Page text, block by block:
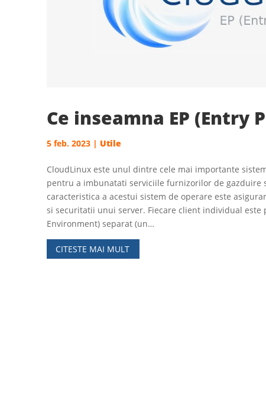
Ce inseamna EP (Entry
5 feb. 2023| Utile
CloudLinux este unul dintre cele mai importante
pentru a imbunatati serviciile furnizorilor de gazduire
caracteristica a acestui sistem de operare este
si securitatii unui server. Fiecare client individual este
Environment) separat (un…
CITESTE MAI MULT